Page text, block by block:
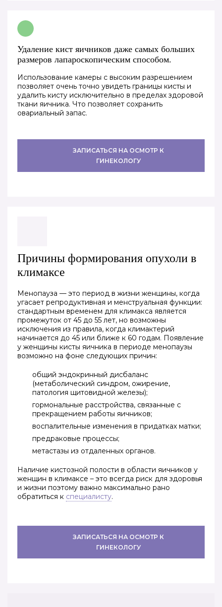
Удаление кист яичников даже самых больших
размеров лапароскопическим способом.
Использование камеры с высоким разрешением
позволяет очень точно увидеть границы кисты и
удалить кисту исключительно в пределах здоровой
ткани яичника. Что позволяет сохранить
овариальный запас.
ЗАПИСАТЬСЯ НА ОСМОТР К
ГИНЕКОЛОГУ
Причины формирования опухоли в
климаксе
Менопауза — это период в жизни женщины, когда
угасает репродуктивная и менструальная функции:
стандартным временем для климакса является
промежуток от 45 до 55 лет, но возможны
исключения из правила, когда климактерий
начинается до 45 или ближе к 60 годам. Появление
у женщины кисты яичника в периоде менопаузы
возможно на фоне следующих причин:
общий эндокринный дисбаланс
(метаболический синдром, ожирение,
патология щитовидной железы);
гормональные расстройства, связанные с
прекращением работы яичников;
воспалительные изменения в придатках матки;
предраковые процессы;
метастазы из отдаленных органов.
Наличие кистозной полости в области яичников у
женщин в климаксе – это всегда риск для здоровья
и жизни поэтому важно максимально рано
обратиться к специалисту.
ЗАПИСАТЬСЯ НА ОСМОТР К
ГИНЕКОЛОГУ